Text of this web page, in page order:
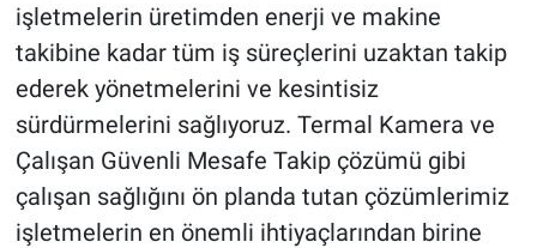
işletmelerin üretimden enerji ve makine
takibine kadar tüm iş süreçlerini uzaktan takip
ederek yönetmelerini ve kesintisiz
sürdürmelerini sağlıyoruz. Termal Kamera ve
Çalışan Güvenli Mesafe Takip çözümü gibi
çalışan sağlığını ön planda tutan çözümlerimiz
işletmelerin en önemli ihtiyaçlarından birine